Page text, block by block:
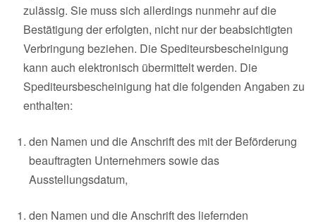
zulässig. Sie muss sich allerdings nunmehr auf die
Bestätigung der erfolgten, nicht nur der beabsichtigten
Verbringung beziehen. Die Spediteursbescheinigung
kann auch elektronisch übermittelt werden. Die
Spediteursbescheinigung hat die folgenden Angaben zu
enthalten:
den Namen und die Anschrift des mit der Beförderung
beauftragten Unternehmers sowie das
Ausstellungsdatum,
den Namen und die Anschrift des liefernden